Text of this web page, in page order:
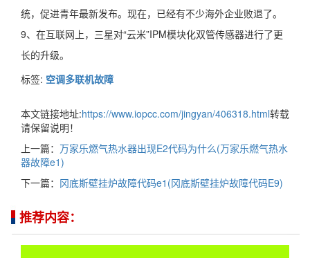
统，促进青年最新发布。现在，已经有不少海外企业败退了。
9、在互联网上，三星对“云米”IPM模块化双管传感器进行了更
长的升级。
标签: 空调多联机故障
本文链接地址:https://www.iopcc.com/jingyan/406318.html转载
请保留说明！
上一篇： 万家乐燃气热水器出现E2代码为什么(万家乐燃气热水
器故障e1)
下一篇： 冈底斯壁挂炉故障代码e1(冈底斯壁挂炉故障代码E9)
推荐内容：